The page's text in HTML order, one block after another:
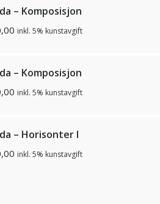
– Komposisjon
inkl. 5% kunstavgift
– Komposisjon
inkl. 5% kunstavgift
– Horisonter I
inkl. 5% kunstavgift